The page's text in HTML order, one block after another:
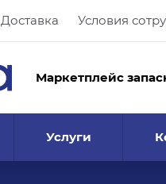
Доставка Условия
Маркетплейс
Услуги